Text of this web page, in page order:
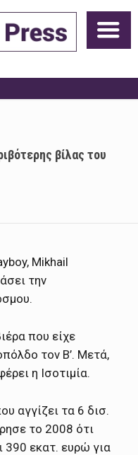
βίλας του
Mikhail
την
που είχε
τον Β’. Μετά,
η Ισοτιμία.
αγγίζει τα 6 δισ.
το 2008 ότι
390 εκατ. ευρώ για